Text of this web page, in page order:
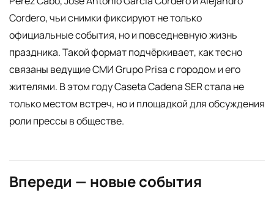
Cordero, чьи снимки фиксируют не только
официальные события, но и повседневную жизнь
праздника. Такой формат подчёркивает, как тесно
связаны ведущие СМИ Grupo Prisa с городом и его
жителями. В этом году Caseta Cadena SER стала не
только местом встреч, но и площадкой для обсуждения
роли прессы в обществе.
Впереди — новые события